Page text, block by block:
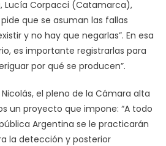
Lucía Corpacci (Catamarca),
que se asuman las fallas
y no hay que negarlas”. En esa
es importante registrarlas para
por qué se producen”.
el pleno de la Cámara alta
un proyecto que impone: “A todo
Argentina se le practicarán
la detección y posterior